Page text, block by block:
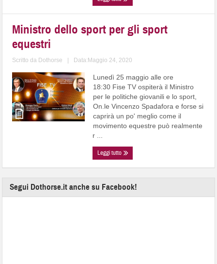
Ministro dello sport per gli sport
equestri
Scritto da Dothorse Data:Maggio 24, 2020
Lunedì 25 maggio alle ore
18:30 Fise TV ospiterà il Ministro
per le politiche giovanili e lo sport,
On.le Vincenzo Spadafora e forse si
caprirà un po' meglio come il
movimento equestre può realmente
r ...
Leggi tutto
Segui Dothorse.it anche su Facebook!